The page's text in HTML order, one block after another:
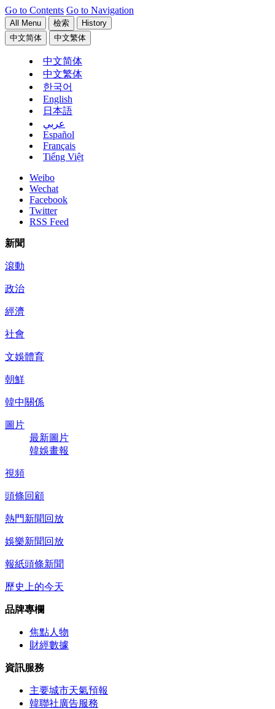
Go to Contents Go to Navigation
All Menu 檢索
History
中文简体
中文繁体
中文简体
中文繁体
한국어
English
日本語
عربي
Español
Français
Tiếng Việt
Weibo
Wechat
Facebook
Twitter
RSS Feed
新聞
滾動
政治
經濟
社會
文娛體育
朝鮮
韓中關係
圖片
最新圖片
韓娛畫報
視頻
頭條回顧
熱門新聞回放
娛樂新聞回放
報紙頭條新聞
歷史上的今天
品牌專欄
焦點人物
財經數據
資訊服務
主要城市天氣預報
韓聯社廣告服務